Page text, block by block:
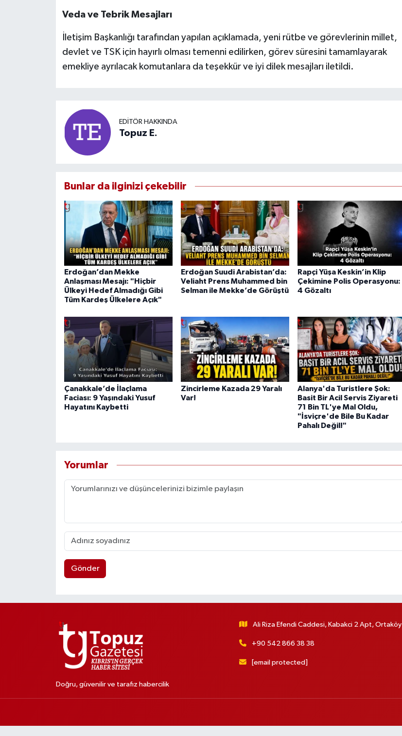
Veda ve Tebrik Mesajları
İletişim Başkanlığı tarafından yapılan açıklamada, yeni rütbe ve görevlerinin millet,
devlet ve TSK için hayırlı olması temenni edilirken, görev süresini tamamlayarak
emekliye ayrılacak komutanlara da teşekkür ve iyi dilek mesajları iletildi.
EDITÖR HAKKINDA
Topuz E.
Bunlar da ilginizi çekebilir
Erdoğan’dan Mekke
Anlaşması Mesajı: "Hiçbir
Ülkeyi Hedef Almadığı Gibi
Tüm Kardeş Ülkelere Açık"
Erdoğan Suudi Arabistan’da:
Veliaht Prens Muhammed bin
Selman ile Mekke’de Görüştü
Rapçi Yüşa Keskin’in Klip
Çekimine Polis Operasyonu:
4 Gözaltı
Çanakkale’de İlaçlama
Faciası: 9 Yaşındaki Yusuf
Hayatını Kaybetti
Zincirleme Kazada 29 Yaralı
Var!
Alanya'da Turistlere Şok:
Basit Bir Acil Servis Ziyareti
71 Bin TL'ye Mal Oldu,
"İsviçre'de Bile Bu Kadar
Pahalı Değil!"
Yorumlar
Gönder
Doğru, güvenilir ve tarafız habercilik
Ali Riza Efendi Caddesi, Kabakci 2 Apt, Ortaköy
+90 542 866 38 38
[email protected]